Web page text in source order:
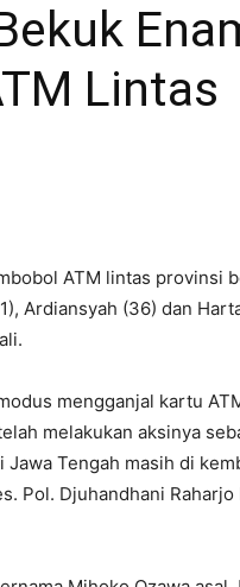
Lintas
ATM lintas provinsi
Ardiansyah (36) dan
mengganjal kartu
melakukan aksinya
Tengah masih di
Pol. Djuhandhani Raharjo